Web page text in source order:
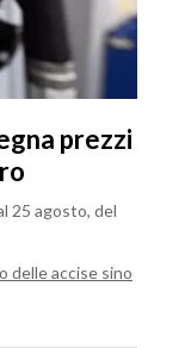
prezzi
25 agosto, del
delle accise sino